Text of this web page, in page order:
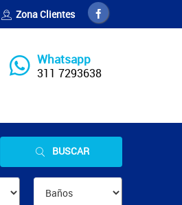
Zona Clientes
Whatsapp
311 7293638
BUSCAR